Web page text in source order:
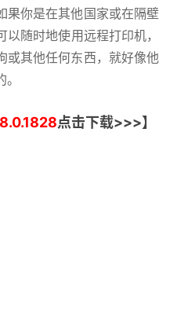
果你是在其他国家或在隔壁
随时地使用远程打印机，
或其他任何东西，就好像他
点击下载>>>】